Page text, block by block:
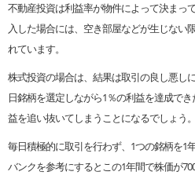
不動産投資は利益率が物件によって決まって
入した場合には、空き部屋などが生じない
れています。
株式投資の場合は、結果は取引の良し悪し
日銘柄を選定しながら1％の利益を達成で
益を追い抜いてしまうことになるでしょう。
毎日積極的に取引を行わず、1つの銘柄を1
バンクを参考にするとこの1年間で株価が